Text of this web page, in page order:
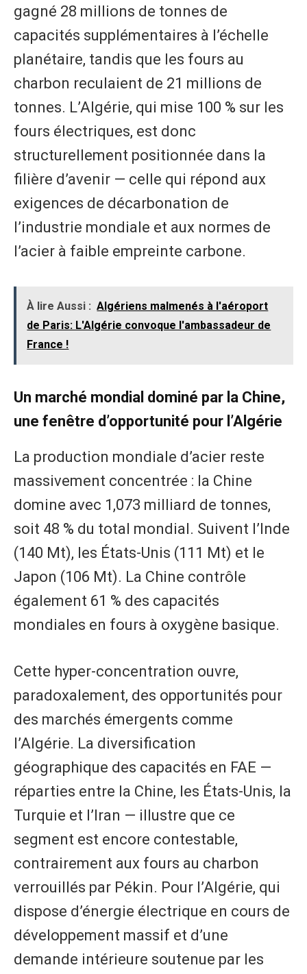
gagné 28 millions de tonnes de
capacités supplémentaires à l’échelle
planétaire, tandis que les fours au
charbon reculaient de 21 millions de
tonnes. L’Algérie, qui mise 100 % sur les
fours électriques, est donc
structurellement positionnée dans la
filière d’avenir — celle qui répond aux
exigences de décarbonation de
l’industrie mondiale et aux normes de
l’acier à faible empreinte carbone.
À lire Aussi : Algériens malmenés à l'aéroport
de Paris: L'Algérie convoque l'ambassadeur de
France !
Un marché mondial dominé par la Chine,
une fenêtre d’opportunité pour l’Algérie
La production mondiale d’acier reste
massivement concentrée : la Chine
domine avec 1,073 milliard de tonnes,
soit 48 % du total mondial. Suivent l’Inde
(140 Mt), les États-Unis (111 Mt) et le
Japon (106 Mt). La Chine contrôle
également 61 % des capacités
mondiales en fours à oxygène basique.
Cette hyper-concentration ouvre,
paradoxalement, des opportunités pour
des marchés émergents comme
l’Algérie. La diversification
géographique des capacités en FAE —
réparties entre la Chine, les États-Unis, la
Turquie et l’Iran — illustre que ce
segment est encore contestable,
contrairement aux fours au charbon
verrouillés par Pékin. Pour l’Algérie, qui
dispose d’énergie électrique en cours de
développement massif et d’une
demande intérieure soutenue par les